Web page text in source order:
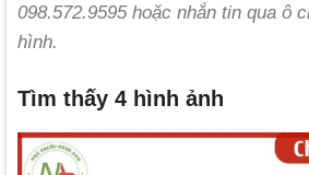
098.572.9595 hoặc nhắn tin qua ô
hình.
Tìm thấy 4 hình ảnh